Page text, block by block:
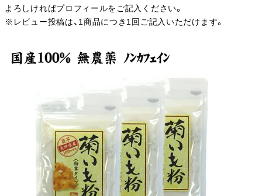
よろしければプロフィールをご記入ください。
※レビュー投稿は、1商品につき1回ご記入いただけます。